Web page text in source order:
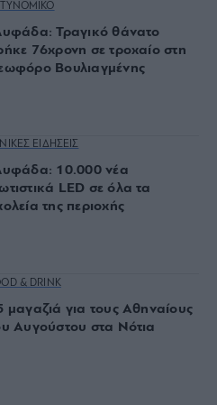
Τραγικό θάνατο
76χρονη σε τροχαίο στη
Βουλιαγμένης
ΕΙΔΗΣΕΙΣ
10.000 νέα
LED σε όλα τα
της περιοχής
& DRINK
μαγαζιά για τους Αθηναίους
Αυγούστου στα Νότια